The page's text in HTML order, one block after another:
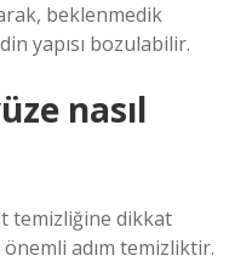
beklenmedik
yapısı bozulabilir.
nasıl
temizliğine dikkat
adım temizliktir.